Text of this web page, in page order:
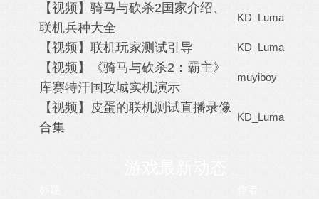
【视频】骑马与砍杀2国家介绍、
联机兵种大全
KD_Luma
【视频】联机玩家测试引导 KD_Luma
【视频】《骑马与砍杀2：霸主》
库赛特汗国攻城实机演示
muyiboy
【视频】皮蛋的联机测试直播录像
合集
KD_Luma